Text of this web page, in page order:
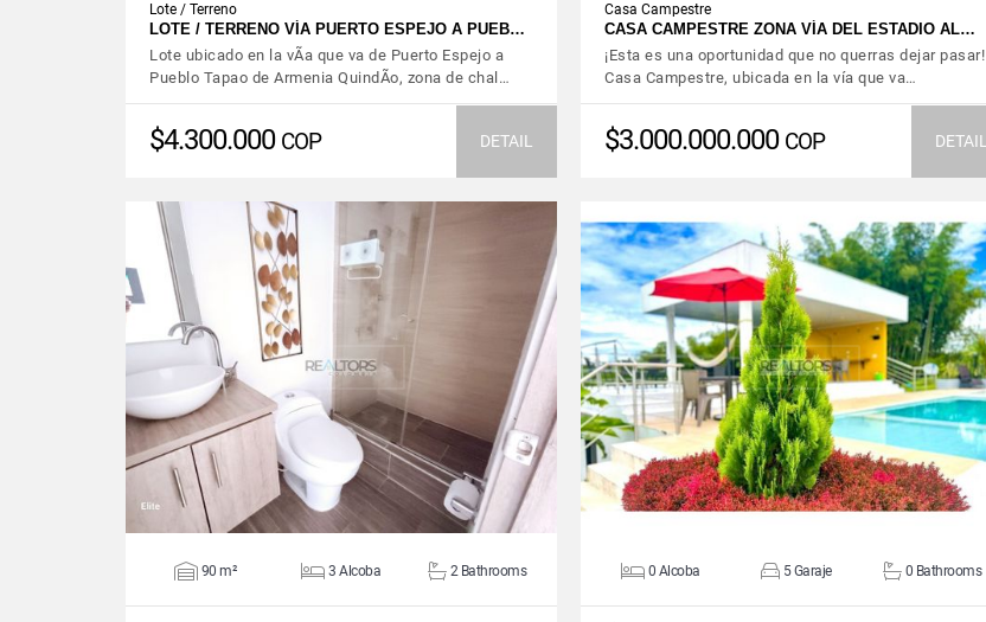
Lote / Terreno
LOTE / TERRENO VÍA PUERTO ESPEJO A PUEB…
Lote ubicado en la vÃ­a que va de Puerto Espejo a
Pueblo Tapao de Armenia QuindÃ­o, zona de chal…
$4.300.000 COP DETAIL
Casa Campestre
CASA CAMPESTRE ZONA VÍA DEL ESTADIO AL…
¡Esta es una oportunidad que no querras dejar pasar!
Casa Campestre, ubicada en la vía que va…
$3.000.000.000 COP DETAIL
VIEW DETAILS
90 m² 3 Alcoba 2 Bathrooms
VIEW DETAILS
0 Alcoba 5 Garaje 0 Bathrooms